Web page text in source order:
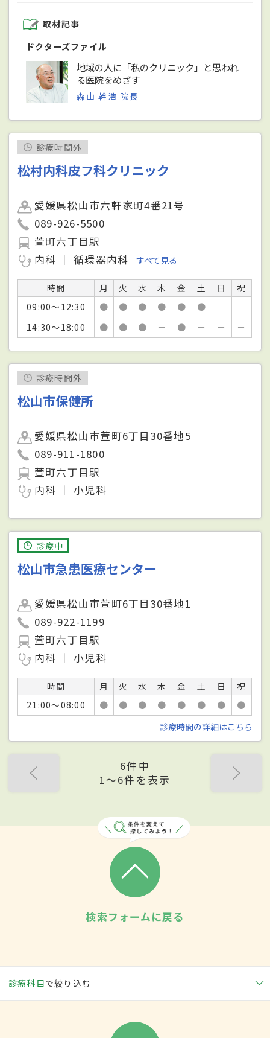
取材記事
ドクターズファイル
地域の人に「私のクリニック」と思われ
る医院をめざす
森山 幹浩 院長
診療時間外
松村内科皮フ科クリニック
愛媛県松山市六軒家町4番21号
089-926-5500
萱町六丁目駅
内科
循環器内科 すべて見る
時間 月 火 水 木 金 土 日
祝
09:00～12:30
● ● ● ● ● ● －
－
14:30～18:00
● ● ● － ● － － －
診療時間外
松山市保健所
愛媛県松山市萱町6丁目30番地5
089-911-1800
萱町六丁目駅
内科
小児科
診療中
松山市急患医療センター
愛媛県松山市萱町6丁目30番地1
089-922-1199
萱町六丁目駅
内科
小児科
時間 月 火 水 木 金 土 日
祝
21:00～08:00
● ● ● ● ● ● ●
●
診療時間の詳細はこちら
6件中
1〜6件を表示
検索フォームに戻る
診療科目で絞り込む